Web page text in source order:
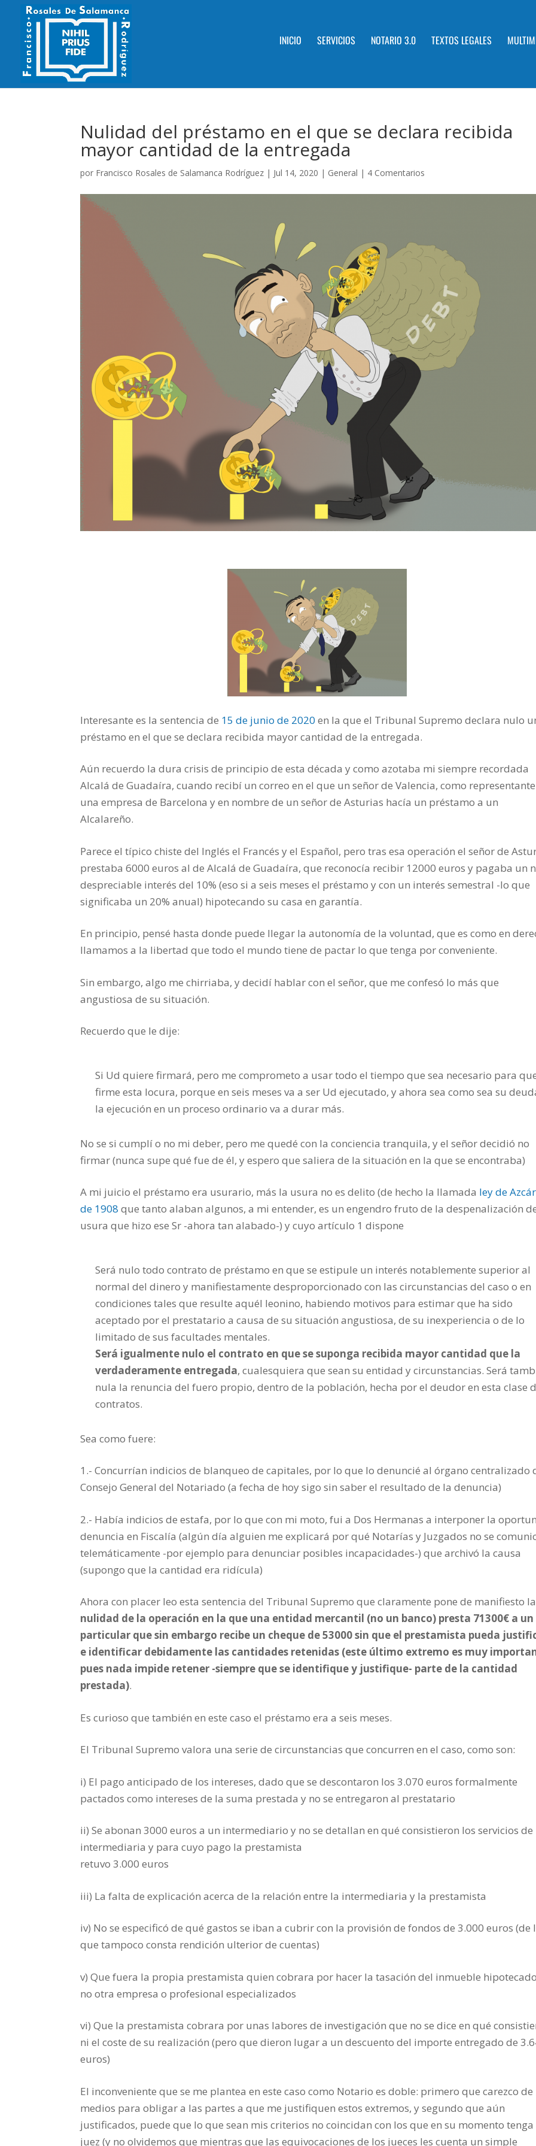
INICIO SERVICIOS NOTARIO 3.0 TEXTOS LEGALES
Nulidad del préstamo en el que se declara recibida
mayor cantidad de la entregada
por Francisco Rosales de Salamanca Rodríguez | Jul 14, 2020 | General | 4 Comentarios
Interesante es la sentencia de 15 de junio de 2020 en la que el Tribunal Supremo declara nulo
préstamo en el que se declara recibida mayor cantidad de la entregada.
Aún recuerdo la dura crisis de principio de esta década y como azotaba mi siempre recordada
Alcalá de Guadaíra, cuando recibí un correo en el que un señor de Valencia, como
una empresa de Barcelona y en nombre de un señor de Asturias hacía un préstamo a un
Alcalareño.
Parece el típico chiste del Inglés el Francés y el Español, pero tras esa operación el señor de
prestaba 6000 euros al de Alcalá de Guadaíra, que reconocía recibir 12000 euros y pagaba un
despreciable interés del 10% (eso si a seis meses el préstamo y con un interés semestral -lo que
significaba un 20% anual) hipotecando su casa en garantía.
En principio, pensé hasta donde puede llegar la autonomía de la voluntad, que es como en
llamamos a la libertad que todo el mundo tiene de pactar lo que tenga por conveniente.
Sin embargo, algo me chirriaba, y decidí hablar con el señor, que me confesó lo más que
angustiosa de su situación.
Recuerdo que le dije:
Si Ud quiere firmará, pero me comprometo a usar todo el tiempo que sea necesario para
firme esta locura, porque en seis meses va a ser Ud ejecutado, y ahora sea como sea su
la ejecución en un proceso ordinario va a durar más.
No se si cumplí o no mi deber, pero me quedé con la conciencia tranquila, y el señor decidió no
firmar (nunca supe qué fue de él, y espero que saliera de la situación en la que se encontraba)
A mi juicio el préstamo era usurario, más la usura no es delito (de hecho la llamada ley de
de 1908 que tanto alaban algunos, a mi entender, es un engendro fruto de la despenalización
usura que hizo ese Sr -ahora tan alabado-) y cuyo artículo 1 dispone
Será nulo todo contrato de préstamo en que se estipule un interés notablemente superior al
normal del dinero y manifiestamente desproporcionado con las circunstancias del caso o en
condiciones tales que resulte aquél leonino, habiendo motivos para estimar que ha sido
aceptado por el prestatario a causa de su situación angustiosa, de su inexperiencia o de lo
limitado de sus facultades mentales.
Será igualmente nulo el contrato en que se suponga recibida mayor cantidad que la
verdaderamente entregada, cualesquiera que sean su entidad y circunstancias. Será
nula la renuncia del fuero propio, dentro de la población, hecha por el deudor en esta clase
contratos.
Sea como fuere:
1.- Concurrían indicios de blanqueo de capitales, por lo que lo denuncié al órgano centralizado
Consejo General del Notariado (a fecha de hoy sigo sin saber el resultado de la denuncia)
2.- Había indicios de estafa, por lo que con mi moto, fui a Dos Hermanas a interponer la
denuncia en Fiscalía (algún día alguien me explicará por qué Notarías y Juzgados no se
telemáticamente -por ejemplo para denunciar posibles incapacidades-) que archivó la causa
(supongo que la cantidad era ridícula)
Ahora con placer leo esta sentencia del Tribunal Supremo que claramente pone de manifiesto la
nulidad de la operación en la que una entidad mercantil (no un banco) presta 71300€ a un
particular que sin embargo recibe un cheque de 53000 sin que el prestamista pueda
e identificar debidamente las cantidades retenidas (este último extremo es muy
pues nada impide retener -siempre que se identifique y justifique- parte de la cantidad
prestada).
Es curioso que también en este caso el préstamo era a seis meses.
El Tribunal Supremo valora una serie de circunstancias que concurren en el caso, como son:
i) El pago anticipado de los intereses, dado que se descontaron los 3.070 euros formalmente
pactados como intereses de la suma prestada y no se entregaron al prestatario
ii) Se abonan 3000 euros a un intermediario y no se detallan en qué consistieron los servicios de
intermediaria y para cuyo pago la prestamista
retuvo 3.000 euros
iii) La falta de explicación acerca de la relación entre la intermediaria y la prestamista
iv) No se especificó de qué gastos se iban a cubrir con la provisión de fondos de 3.000 euros (de
que tampoco consta rendición ulterior de cuentas)
v) Que fuera la propia prestamista quien cobrara por hacer la tasación del inmueble
no otra empresa o profesional especializados
vi) Que la prestamista cobrara por unas labores de investigación que no se dice en qué
ni el coste de su realización (pero que dieron lugar a un descuento del importe entregado de
euros)
El inconveniente que se me plantea en este caso como Notario es doble: primero que carezco de
medios para obligar a las partes a que me justifiquen estos extremos, y segundo que aún
justificados, puede que lo que sean mis criterios no coincidan con los que en su momento tenga
juez (y no olvidemos que mientras que las equivocaciones de los jueces les cuenta un simple